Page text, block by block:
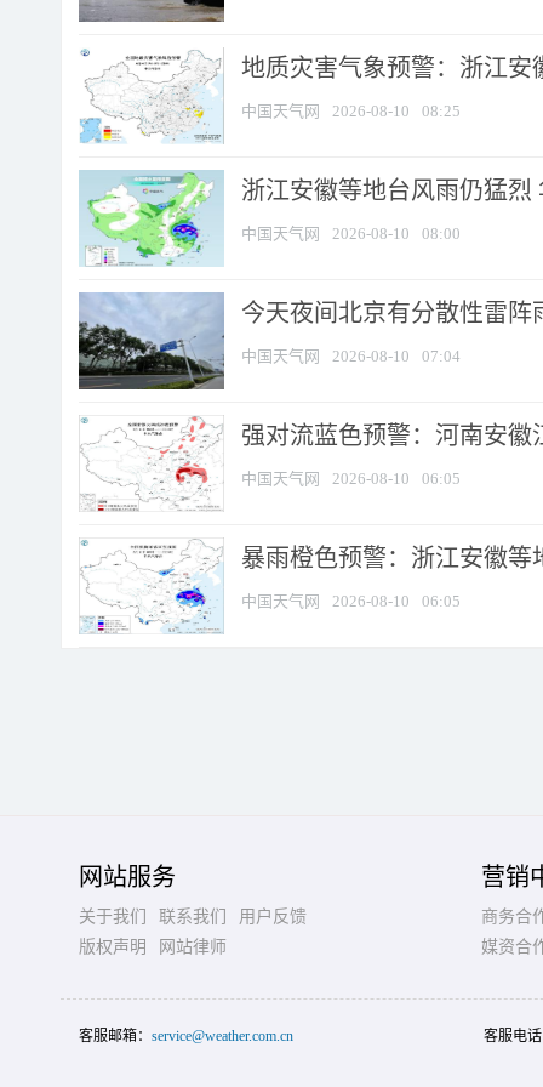
地质灾害气象预警：浙江安
中国天气网 2026-08-10 08:25
浙江安徽等地台风雨仍猛烈
中国天气网 2026-08-10 08:00
今天夜间北京有分散性雷
中国天气网 2026-08-10 07:04
强对流蓝色预警：河南安徽
中国天气网 2026-08-10 06:05
暴雨橙色预警：浙江安徽等
中国天气网 2026-08-10 06:05
网站服务
关于我们 联系我们
用户反馈
版权声明
网站律师
营销
商务合
媒资合
客服邮箱： service@weather.com.cn 客服电